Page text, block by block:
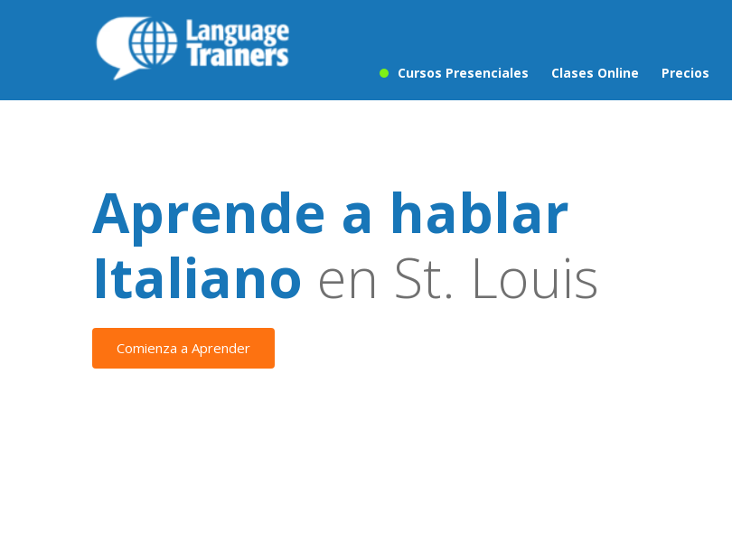
Cursos Presenciales Clases Online Precios
Aprende a hablar
Italiano en St. Louis
Comienza a Aprender